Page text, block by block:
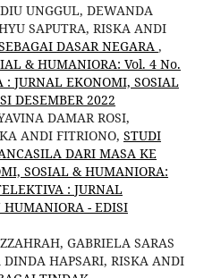
UNGGUL, DEWANDA
SAPUTRA, RISKA ANDI
DASAR NEGARA ,
& HUMANIORA: Vol. 4 No.
JURNAL EKONOMI, SOSIAL
DESEMBER 2022
DAMAR ROSI,
ANDI FITRIONO, STUDI
DARI MASA KE
SOSIAL & HUMANIORA:
: JURNAL
- EDISI
GABRIELA SARAS
DINDA HAPSARI, RISKA ANDI